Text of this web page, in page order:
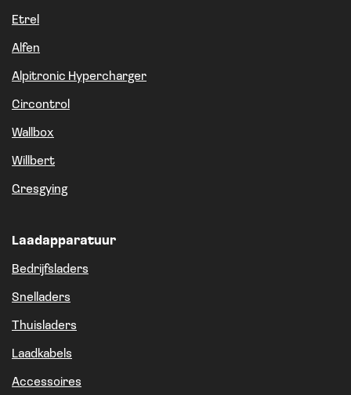
Etrel
Alfen
Alpitronic Hypercharger
Circontrol
Wallbox
Willbert
Gresgying
Laadapparatuur
Bedrijfsladers
Snelladers
Thuisladers
Laadkabels
Accessoires